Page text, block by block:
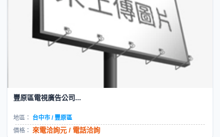
豐原區電視廣告公司...
地區：
台中市 / 豐原區
價格： 來電洽詢元 / 電話洽詢